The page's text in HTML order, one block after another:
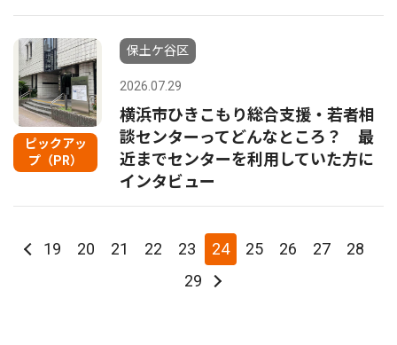
ピックアッ
プ（PR）
保土ケ谷区
2026.07.29
横浜市ひきこもり総合支援・若者相
談センターってどんなところ？ 最
近までセンターを利用していた方に
インタビュー
19 20 21 22 23 24 25 26 27
28
29